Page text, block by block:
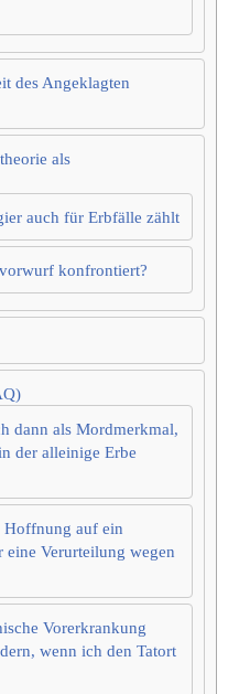
des Angeklagten
als
auch für Erbfälle zählt
konfrontiert?
dann als Mordmerkmal,
der alleinige Erbe
Hoffnung auf ein
eine Verurteilung wegen
Vorerkrankung
wenn ich den Tatort